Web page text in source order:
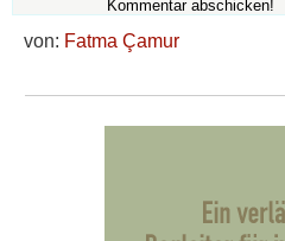
von: Fatma Çamur